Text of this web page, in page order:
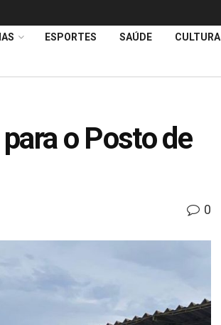
ESPORTES SAÚDE CULTURA
o Posto de
0